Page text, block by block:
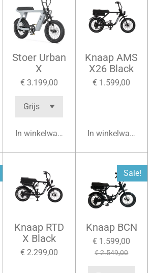
Stoer Urban
X
€ 3.199,00
In winkelwagen
Knaap AMS
X26 Black
€ 1.599,00
In winkelwagen
Knaap RTD
X Black
€ 2.299,00
Sale!
Knaap BCN
€ 1.599,00
€ 2.549,00